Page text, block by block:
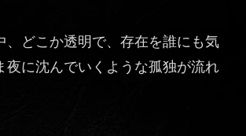
、どこか透明で、存在を誰にも気
夜に沈んでいくような孤独が流れ